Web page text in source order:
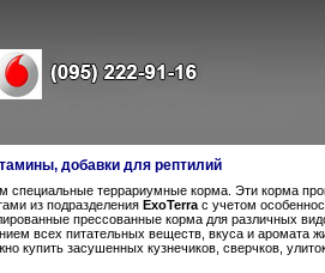
добавки для рептилий
террариумные корма. Эти корма
из подразделения ExoTerra с учетом
прессованные корма для различных
всех питательных веществ, вкуса и аромата
купить засушенных кузнечиков, сверчков,